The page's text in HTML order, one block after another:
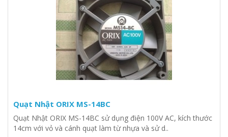
Quạt Nhật ORIX MS-14BC
Quạt Nhật ORIX MS-14BC sử dụng điện 100V AC, kích thước
14cm với vỏ và cánh quạt làm từ nhựa và sử d..